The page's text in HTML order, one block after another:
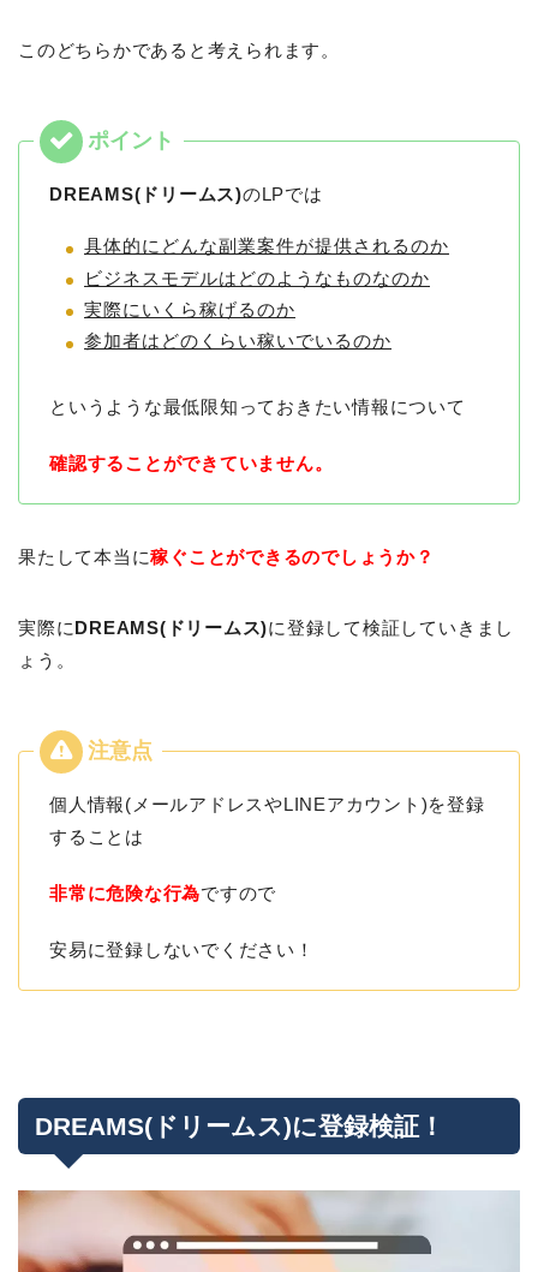
このどちらかであると考えられます。
DREAMS(ドリームス)のLPでは
具体的にどんな副業案件が提供されるのか
ビジネスモデルはどのようなものなのか
実際にいくら稼げるのか
参加者はどのくらい稼いでいるのか
というような最低限知っておきたい情報について
確認することができていません。
果たして本当に稼ぐことができるのでしょうか？
実際にDREAMS(ドリームス)に登録して検証していきまし
ょう。
個人情報(メールアドレスやLINEアカウント)を登録
することは
非常に危険な行為ですので
安易に登録しないでください！
DREAMS(ドリームス)に登録検証！